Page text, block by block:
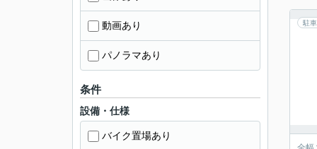
駐
動画あり
パノラマあり
条件
設備・仕様
バイク置場あり